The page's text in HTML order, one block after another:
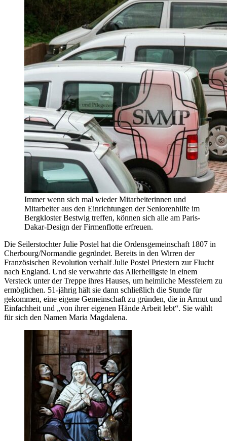
Immer wenn sich mal wieder Mitarbeiterinnen und
Mitarbeiter aus den Einrichtungen der Seniorenhilfe im
Bergkloster Bestwig treffen, können sich alle am Paris-
Dakar-Design der Firmenflotte erfreuen.
Die Seilerstochter Julie Postel hat die Ordensgemeinschaft 1807 in
Cherbourg/Normandie gegründet. Bereits in den Wirren der
Französischen Revolution verhalf Julie Postel Priestern zur Flucht
nach England. Und sie verwahrte das Allerheiligste in einem
Versteck unter der Treppe ihres Hauses, um heimliche Messfeiern zu
ermöglichen. 51-jährig hält sie dann schließlich die Stunde für
gekommen, eine eigene Gemeinschaft zu gründen, die in Armut und
Einfachheit und „von ihrer eigenen Hände Arbeit lebt“. Sie wählt
für sich den Namen Maria Magdalena.